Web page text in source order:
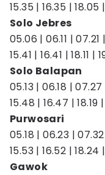
15.35 | 16.35 |
Solo Jebres
05.06 | 06.11 |
15.41 | 16.41 | 18.11 |
Solo Balapan
05.13 | 06.18 |
15.48 | 16.47 | 18.19
Purwosari
05.18 | 06.23 |
15.53 | 16.52 |
Gawok